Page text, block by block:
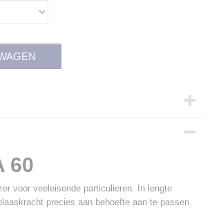
60
voor veeleisende particulieren. In lengte
precies aan behoefte aan te passen.